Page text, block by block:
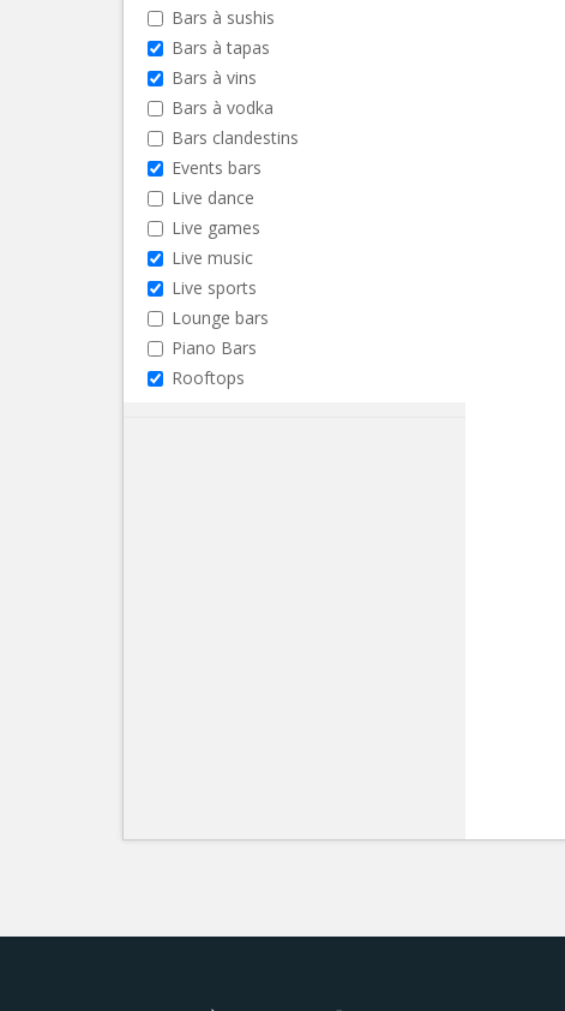
Bars à sushis
Bars à tapas
Bars à vins
Bars à vodka
Bars clandestins
Events bars
Live dance
Live games
Live music
Live sports
Lounge bars
Piano Bars
Rooftops